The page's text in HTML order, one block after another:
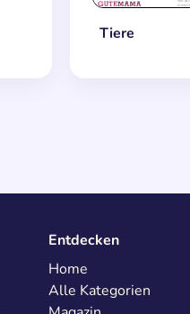
Tiere
Entdecken
Home
Alle Kategorien